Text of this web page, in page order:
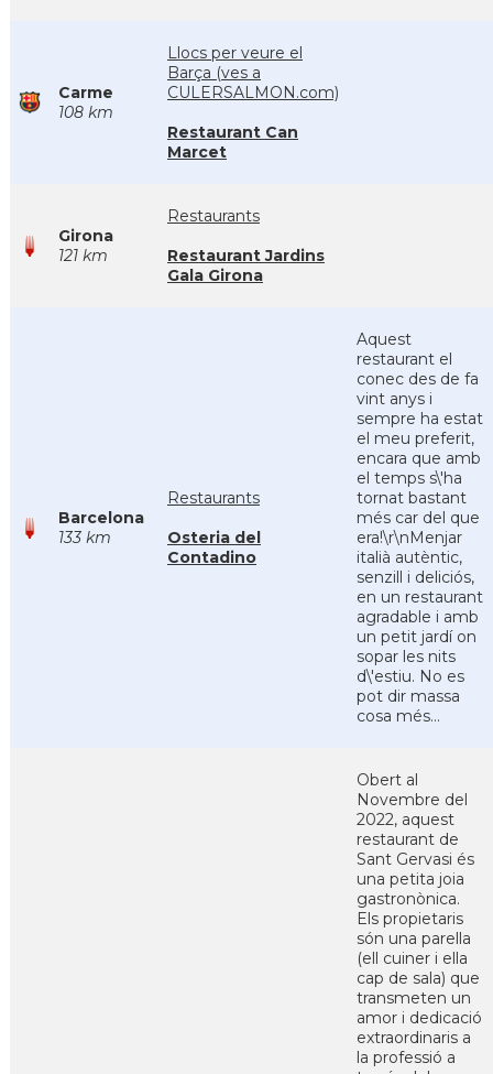
Carme
108 km
Llocs per veure el
Barça (ves a
CULERSALMON.com)
Restaurant Can
Marcet
Girona
121 km
Restaurants
Restaurant Jardins
Gala Girona
Barcelona
133 km
Restaurants
Osteria del
Contadino
Aquest
restaurant el
conec des de fa
vint anys i
sempre ha estat
el meu preferit,
encara que amb
el temps s\'ha
tornat bastant
més car del que
era!\r\nMenjar
italià autèntic,
senzill i deliciós,
en un restaurant
agradable i amb
un petit jardí on
sopar les nits
d\'estiu. No es
pot dir massa
cosa més...
Obert al
Novembre del
2022, aquest
restaurant de
Sant Gervasi és
una petita joia
gastronònica.
Els propietaris
són una parella
(ell cuiner i ella
cap de sala) que
transmeten un
amor i dedicació
extraordinaris a
la professió a